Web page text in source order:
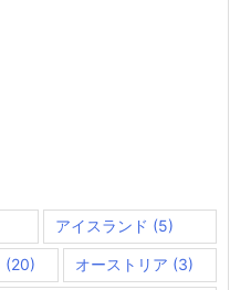
アイスランド (5)
(20) オーストリア (3)